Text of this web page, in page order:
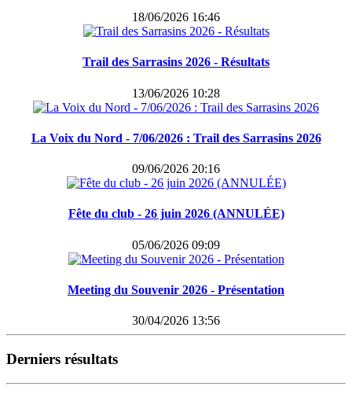
18/06/2026 16:46
Trail des Sarrasins 2026 - Résultats
13/06/2026 10:28
La Voix du Nord - 7/06/2026 : Trail des Sarrasins 2026
09/06/2026 20:16
Fête du club - 26 juin 2026 (ANNULÉE)
05/06/2026 09:09
Meeting du Souvenir 2026 - Présentation
30/04/2026 13:56
Derniers résultats